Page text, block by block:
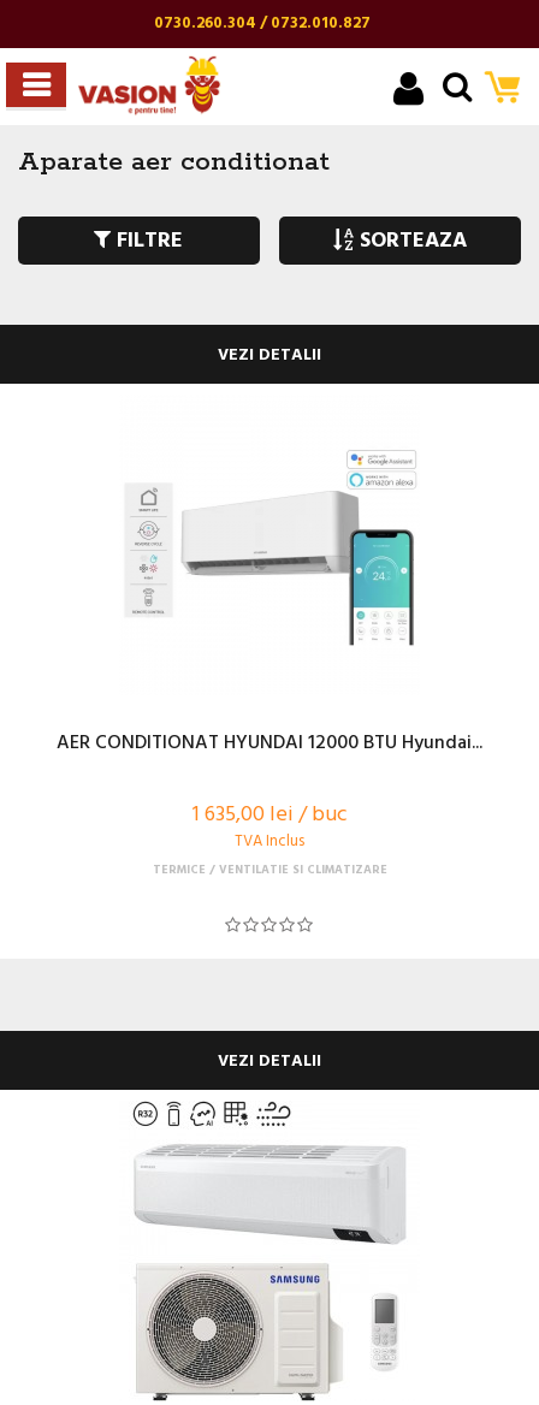
0730.260.304 / 0732.010.827
Aparate aer conditionat
FILTRE SORTEAZA
VEZI DETALII
AER CONDITIONAT HYUNDAI 12000 BTU Hyundai...
1 635,00 lei / buc
TVA Inclus
TERMICE VENTILATIE SI CLIMATIZARE
VEZI DETALII